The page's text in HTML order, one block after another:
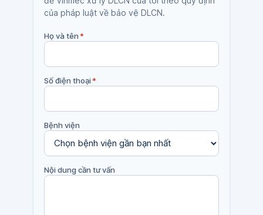
của pháp luật về bảo vệ DLCN.
Họ và tên*
Số điện thoại*
Bệnh viện
Nội dung cần tư vấn